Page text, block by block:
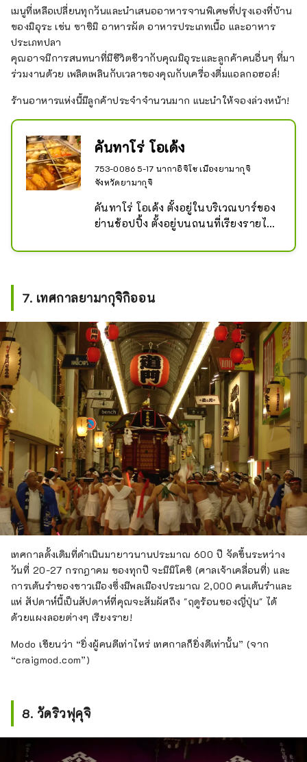
เมนูที่เหลือเปลี่ยนทุกวันและนำเสนออาหารจานพิเศษที่ปรุงเองที่บ้าน
ของมิอุระ เช่น ซาซิมิ อาหารผัด อาหารประเภทเนื้อ และอาหาร
ประเภทปลา
คุณอาจมีการสนทนาที่มีชีวิตชีวากับคุณมิอุระและลูกค้าคนอื่นๆ ที่มา
ร่วมงานด้วย เพลิดเพลินกับเวลาของคุณกับเครื่องดื่มแอลกอฮอล์!
ร้านอาหารแห่งนี้มีลูกค้าประจำจำนวนมาก แนะนำให้จองล่วงหน้า!
คันทาโร่ โอเด้ง
753-0086 5-17 นากาอิจิโช เมืองยามากุจิ
จังหวัดยามากุจิ
คันทาโร่ โอเด้ง ตั้งอยู่ในบริเวณบาร์ของ
ย่านช้อปปิ้ง ตั้งอยู่บนถนนที่เรียงรายไป
อาหารโอโคโนมิยากิ
และกลิ่นหอมของโอเด้งอบอวลไปทั่ว
``โอเด้ง'' ซึ่งถูกกล่าวถึงในชื่อร้าน
อาหารด้วย คืออาหารสตูว์ที่เป็นอาหาร
ฤดูหนาวมาตรฐานในญี่ปุ่น วัตถุดิบมีให้
เลือกประมาณ 20 รายการ เช่น หัวไช
เท้า คอนเนียคุ เต้าหู้ ไส้กรอก และมัน
ฝรั่ง น้ำสต๊อกสูตรพิเศษซึมซาบและมี
รสชาติที่ทำให้คุณอยากเติมซ้ำแล้วซ้ำ
เล่า!
“โอเด้ง” เป็นสินค้าลิมิเต็ดที่มีจำหน่าย
ตั้งแต่เดือนตุลาคมถึงเมษายน ดังนั้น
โปรดระวัง!
เมนูที่เหลือเปลี่ยนแปลงทุกวันและให้
บริการอาหารปรุงเองที่บ้านอันเป็น
เอกลักษณ์ เช่น ซาซิมิ ผัด เนื้อสัตว์และ
ปลา
ร้านอาหารแห่งนี้มีลูกค้าประจำจำนวน
มาก แนะนำให้จองล่วงหน้า!
7. เทศกาลยามากุจิกิออน
เทศกาลดั้งเดิมที่ดำเนินมายาวนานประมาณ 600 ปี จัดขึ้นระหว่าง
วันที่ 20-27 กรกฎาคม ของทุกปี จะมีมิโคชิ (ศาลเจ้าเคลื่อนที่) และ
การเต้นรำของชาวเมืองซึ่งมีพลเมืองประมาณ 2,000 คนเต้นรำและ
แห่ สัปดาห์นี้เป็นสัปดาห์ที่คุณจะสัมผัสถึง "ฤดูร้อนของญี่ปุ่น" ได้
ด้วยแผงลอยต่างๆ เรียงราย!
Modo เขียนว่า “ยิ่งผู้คนดีเท่าไหร่ เทศกาลก็ยิ่งดีเท่านั้น” (จาก
“craigmod.com”)
8. วัดริวฟุคุจิ